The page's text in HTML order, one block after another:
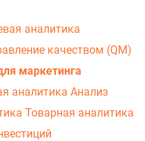
аналитика
качеством (QM)
маркетинга
аналитика Анализ
Товарная аналитика